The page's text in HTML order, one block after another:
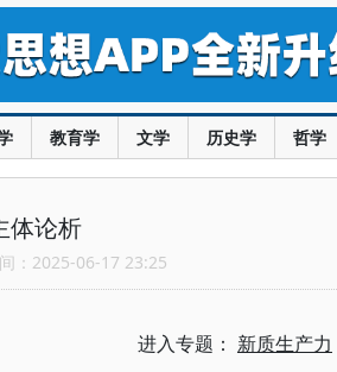
教育学 文学 历史学 哲学
体论析
：2025-06-17 23:25
进入专题： 新质生产力